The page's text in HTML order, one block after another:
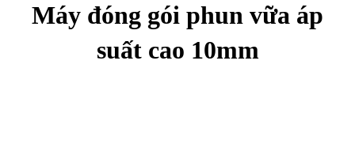
Máy đóng gói phun vữa áp
suất cao 10mm